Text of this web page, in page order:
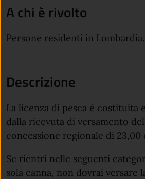
A chi è rivolto
Persone residenti in Lombardia.
Descrizione
La licenza di pesca è costituita
dalla ricevuta di versamento
concessione regionale di 23,00
Se rientri nelle seguenti
sola canna, non dovrai versare